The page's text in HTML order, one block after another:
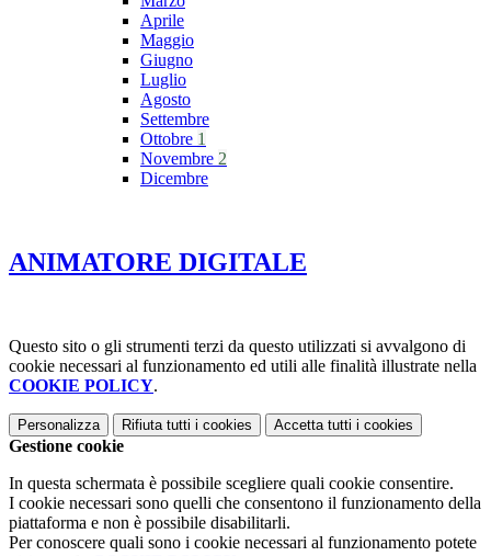
Aprile
Maggio
Giugno
Luglio
Agosto
Settembre
Ottobre 1
Novembre 2
Dicembre
ANIMATORE DIGITALE
Questo sito o gli strumenti terzi da questo utilizzati si avvalgono di
cookie necessari al funzionamento ed utili alle finalità illustrate nella
COOKIE POLICY.
Personalizza Rifiuta tutti i cookies Accetta tutti i cookies
Gestione cookie
In questa schermata è possibile scegliere quali cookie consentire.
I cookie necessari sono quelli che consentono il funzionamento della
piattaforma e non è possibile disabilitarli.
Per conoscere quali sono i cookie necessari al funzionamento potete